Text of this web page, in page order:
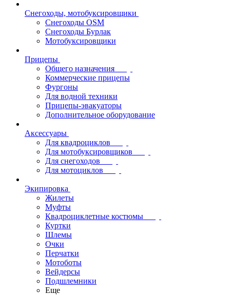
Снегоходы, мотобуксировщики
Снегоходы OSM
Снегоходы Бурлак
Мотобуксировщики
Прицепы
Общего назначения
Коммерческие прицепы
Фургоны
Для водной техники
Прицепы-эвакуаторы
Дополнительное оборудование
Аксессуары
Для квадроциклов
Для мотобуксировщиков
Для снегоходов
Для мотоциклов
Экипировка
Жилеты
Муфты
Квадроциклетные костюмы
Куртки
Шлемы
Очки
Перчатки
Мотоботы
Вейдерсы
Подшлемники
Еще